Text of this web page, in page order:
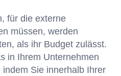
für die externe
müssen, werden
als ihr Budget zulässt.
in Ihrem Unternehmen
Sie innerhalb Ihrer